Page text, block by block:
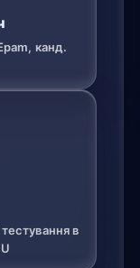
канд.
в